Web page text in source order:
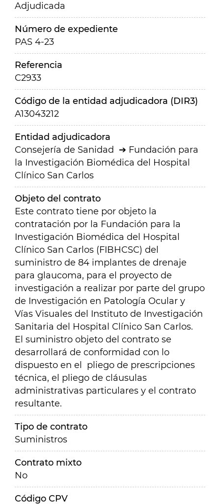
Adjudicada
Número de expediente
PAS 4-23
Referencia
C2933
Código de la entidad adjudicadora (DIR3)
A13043212
Entidad adjudicadora
Consejería de Sanidad
Fundación para
la Investigación Biomédica del Hospital
Clínico San Carlos
Objeto del contrato
Este contrato tiene por objeto la
contratación por la Fundación para la
Investigación Biomédica del Hospital
Clínico San Carlos (FIBHCSC) del
suministro de 84 implantes de drenaje
para glaucoma, para el proyecto de
investigación a realizar por parte del grupo
de Investigación en Patología Ocular y
Vías Visuales del Instituto de Investigación
Sanitaria del Hospital Clínico San Carlos.
El suministro objeto del contrato se
desarrollará de conformidad con lo
dispuesto en el pliego de prescripciones
técnica, el pliego de cláusulas
administrativas particulares y el contrato
resultante.
Tipo de contrato
Suministros
Contrato mixto
No
Código CPV